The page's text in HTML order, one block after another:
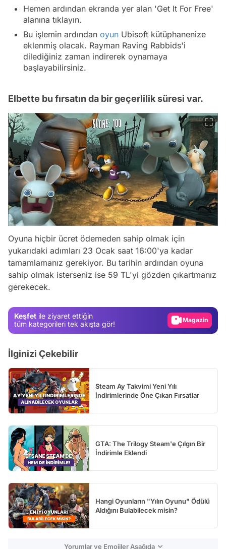
Hemen ardından ekranda yer alan 'Get It For Free'
alanına tıklayın.
Bu işlemin ardından oyun Ubisoft kütüphanenize
eklenmiş olacak. Rayman Raving Rabbids'i
dilediğiniz zaman indirerek oynamaya
başlayabilirsiniz.
Elbette bu fırsatın da bir geçerlilik süresi var.
Oyuna hiçbir ücret ödemeden sahip olmak için
yukarıdaki adımları 23 Ocak saat 16:00'ya kadar
tamamlamanız gerekiyor. Bu tarihin ardından oyuna
sahip olmak isterseniz ise 59 TL'yi gözden çıkartmanız
gerekecek.
Keşfet ile ziyaret ettiğin
tüm kategorileri tek akışta gör!
Magazin
İlginizi Çekebilir
Steam Ay Takvimi Yeni Yılı
İndirimlerinde Öne Çıkan Fırsatlar
GTA: The Trilogy Steam'e Çılgın Bir
İndirimle Eklendi
Hangi Oyunların "Yılın Oyunu" Ödülü
Aldığını Bulabilecek misin?
Yorumlar ve Emojiler Aşağıda